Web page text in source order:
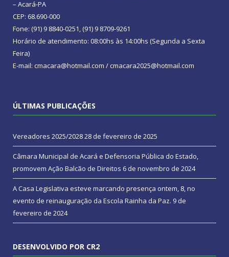
– Acará-PA
CEP: 68.690-000
Fone: (91) 9 8840-0251, (91) 9 8709-9261
Horário de atendimento: 08:00hs às 14:00hs (Segunda a Sexta
Feira)
E-mail: cmacara@hotmail.com / cmacara2025@hotmail.com
ÚLTIMAS PUBLICAÇÕES
Vereadores 2025/202828 de fevereiro de 2025
Câmara Municipal de Acará e Defensoria Pública do Estado,
promovem Ação Balcão de Direitos 6 de novembro de 2024
A Casa Legislativa esteve marcando presença ontem, 8, no
evento de reinauguração da Escola Rainha da Paz. 9 de
fevereiro de 2024
DESENVOLVIDO POR CR2